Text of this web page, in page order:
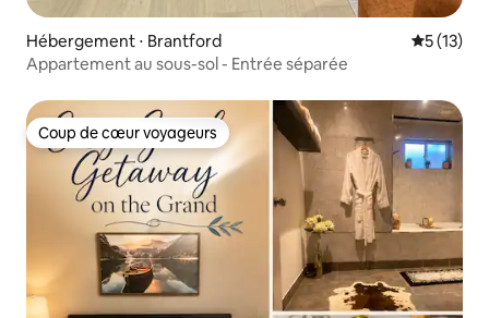
Hébergement ⋅ Brantford
5 (13)
Appartement au sous-sol - Entrée séparée
Coup de cœur voyageurs
Coup de cœur voyageurs